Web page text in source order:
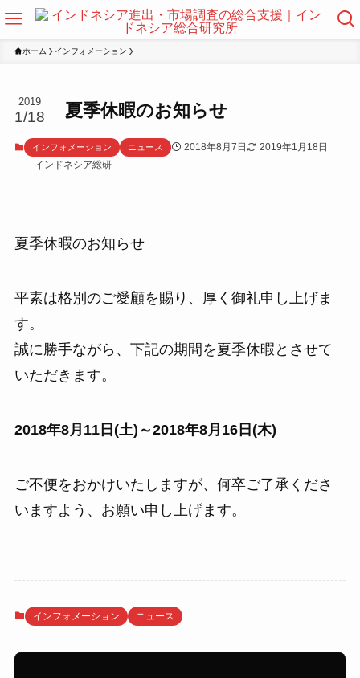
ホーム インフォメーション
夏季休暇のお知らせ
2019
1/18
インフォメーション ニュース 2018年8月7日
2019年1月18日
インドネシア総研
夏季休暇のお知らせ
平素は格別のご愛顧を賜り、厚く御礼申し上げま
す。
誠に勝手ながら、下記の期間を夏季休暇とさせて
いただきます。
2018年8月11日(土)～2018年8月16日(木)
ご不便をおかけいたしますが、何卒ご了承くださ
いますよう、お願い申し上げます。
インフォメーション ニュース